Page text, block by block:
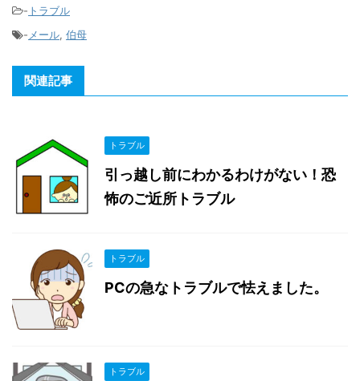
- トラブル
- メール, 伯母
関連記事
トラブル
引っ越し前にわかるわけがない！恐
怖のご近所トラブル
トラブル
PCの急なトラブルで怯えました。
トラブル